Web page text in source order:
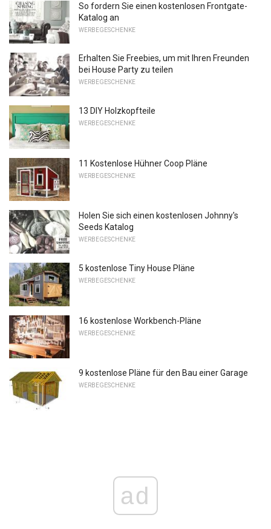
So fordern Sie einen kostenlosen Frontgate-
Katalog an
WERBEGESCHENKE
Erhalten Sie Freebies, um mit Ihren Freunden
bei House Party zu teilen
WERBEGESCHENKE
13 DIY Holzkopfteile
WERBEGESCHENKE
11 Kostenlose Hühner Coop Pläne
WERBEGESCHENKE
Holen Sie sich einen kostenlosen Johnny's
Seeds Katalog
WERBEGESCHENKE
5 kostenlose Tiny House Pläne
WERBEGESCHENKE
16 kostenlose Workbench-Pläne
WERBEGESCHENKE
9 kostenlose Pläne für den Bau einer Garage
WERBEGESCHENKE
ad